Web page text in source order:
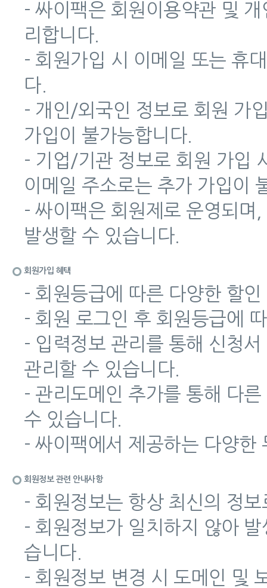
- 싸이팩은 회원이용약관 및
리합니다.
- 회원가입 시 이메일 또는 휴
다.
- 개인/외국인 정보로 회원 가
가입이 불가능합니다.
- 기업/기관 정보로 회원 가입
이메일 주소로는 추가 가입이
- 싸이팩은 회원제로 운영되며
발생할 수 있습니다.
회원가입 혜택
- 회원등급에 따른 다양한 할
- 회원 로그인 후 회원등급에
- 입력정보 관리를 통해 신청
관리할 수 있습니다.
- 관리도메인 추가를 통해 다
수 있습니다.
- 싸이팩에서 제공하는 다양한
회원정보 관련 안내사항
- 회원정보는 항상 최신의 정
- 회원정보가 일치하지 않아
습니다.
- 회원정보 변경 시 도메인 및